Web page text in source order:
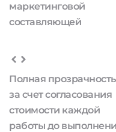
маркетинговой
составляющей
Полная прозрачность
за счет согласования
стоимости каждой
работы до